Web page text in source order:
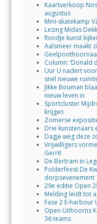
Kaartverkoop
augustus
Mini-skatekamp
Lezing Midas
Rondje kunst
Aalsmeer maakt
Column: ‘Donald
Uur U nadert
snel nieuwe
Jikke Bouman
nieuw leven in
Sportcluster
krijgen
Zomerse
Drie kunstenaars
Dagje weg deze
Vrijwilligers
Gerrit
De Bertram in
Polderfeest De
dorpsevenement
29e editie Open
Melding leidt tot
Fase 2 E-
Open Uithoorns
36 teams